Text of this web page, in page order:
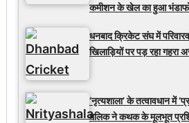
कमीशन के खेल का हुआ
धनबाद क्रिकेट संघ में
खिलाड़ियों पर पड़ रहा गहरा
‘नृत्यशाला’ के तत्वावधान में
मलिक ने कथक के मूलभूत